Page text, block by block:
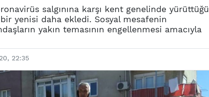
salgınına karşı kent genelinde yürüttüğü
yenisi daha ekledi. Sosyal mesafenin
yakın temasının engellenmesi amacıyla
22:35